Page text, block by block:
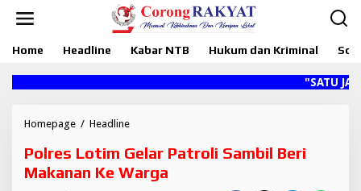
Home Headline Kabar NTB Hukum dan Kriminal
"SATU JARI
Homepage / Headline
l
r
e
Polres Lotim Gelar Patroli Sambil Beri
Makanan Ke Warga